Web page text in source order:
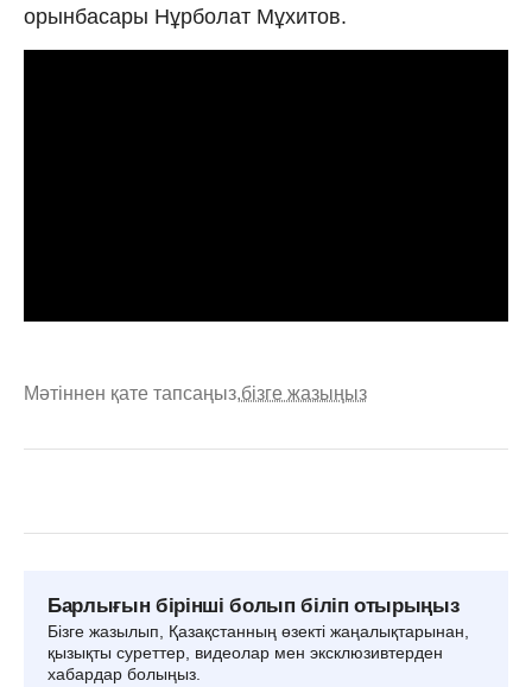
орынбасары Нұрболат Мұхитов.
Мәтіннен қате тапсаңыз,бізге жазыңыз
Барлығын бірінші болып біліп отырыңыз
Бізге жазылып, Қазақстанның өзекті жаңалықтарынан,
қызықты суреттер, видеолар мен эксклюзивтерден
хабардар болыңыз.